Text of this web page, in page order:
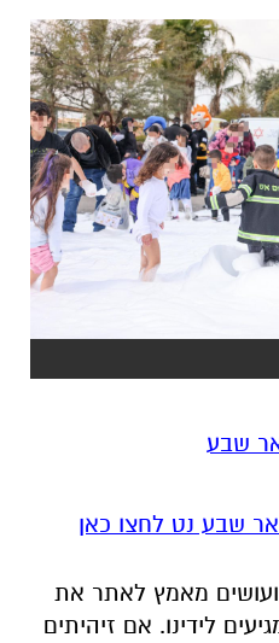
שבע
שבע נט לחצו כאן
ועושים מאמץ לאתר את
לידינו. אם זיהיתים